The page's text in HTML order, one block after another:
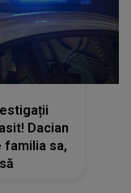
Dacian
sa,